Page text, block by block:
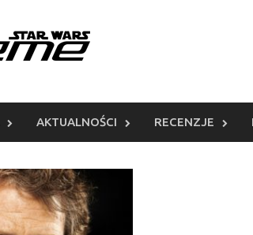
AKTUALNOŚCI RECENZJE